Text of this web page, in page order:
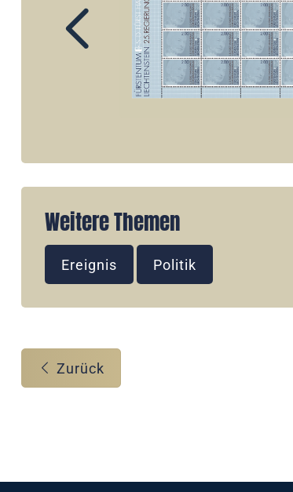
Weitere Themen
Ereignis Politik
Zurück